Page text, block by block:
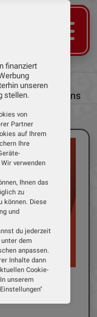
für Sportfans
finanziert
unseren
stellen.
von
Partner
auf Ihrem
Ihre
verwenden
Ihnen das
zu
können. Diese
und
du jederzeit
dem
anpassen.
Inhalte dann
Cookie-
unserem